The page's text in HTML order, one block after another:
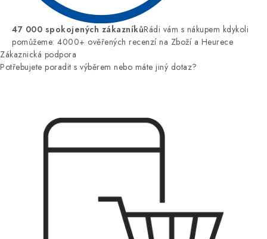
47 000 spokojených zákazníkůRádi vám s nákupem kdykoli
pomůžeme: 4000+ ověřených recenzí na Zboží a Heurece
Zákaznická podpora
Potřebujete poradit s výběrem nebo máte jiný dotaz?